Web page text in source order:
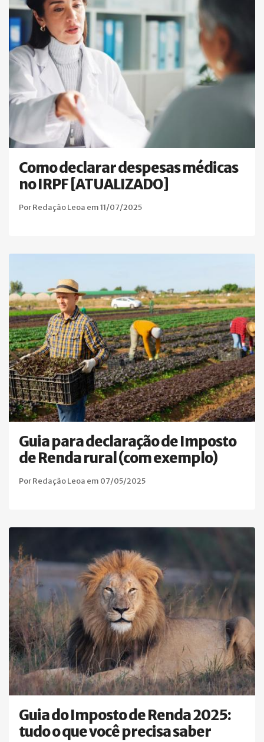
Como declarar despesas médicas
no IRPF [ATUALIZADO]
Por Redação Leoa em 11/07/2025
Guia para declaração de Imposto
de Renda rural (com exemplo)
Por Redação Leoa em 07/05/2025
Guia do Imposto de Renda 2025:
tudo o que você precisa saber